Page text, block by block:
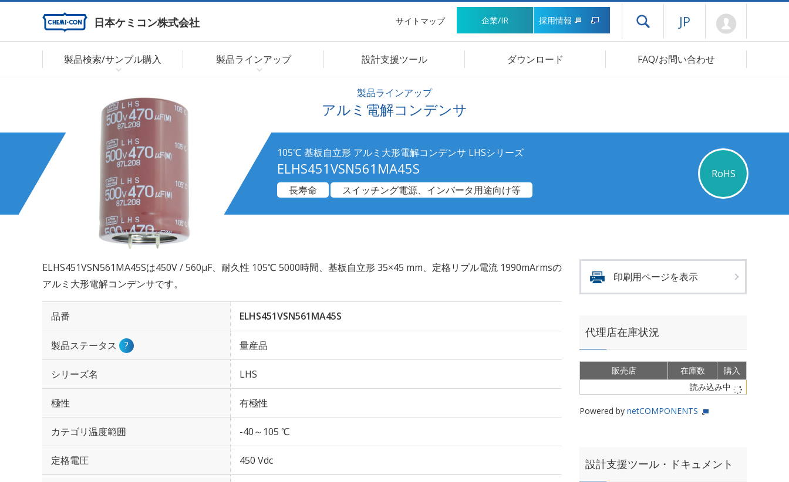
日本ケミコン株式会社 サイトマップ 企業/IR 採用情報 ドロワーメニューを開く
JP
製品検索/サンプル購入 製品ラインアップ 設計支援ツール ダウンロード FAQ/お問い合わせ
製品ラインアップ
アルミ電解コンデンサ
105℃ 基板自立形 アルミ大形電解コンデンサ LHSシリーズ
ELHS451VSN561MA45S
RoHS
長寿命
スイッチング電源、インバータ用途向け等
ELHS451VSN561MA45Sは450V / 560µF、耐久性 105℃ 5000時間、基板自立形 35×45 mm、定格リプル電流 1990mArmsの
アルミ大形電解コンデンサです。
品番 ELHS451VSN561MA45S
製品ステータス ? 量産品
シリーズ名 LHS
極性 有極性
カテゴリ温度範囲 -40～105 ℃
定格電圧 450 Vdc
印刷用ページを表示
代理店在庫状況
販売店 在庫数
購入
読み込み中
Powered by netCOMPONENTS
設計支援ツール・ドキュメント